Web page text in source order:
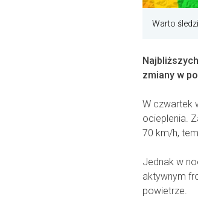
Warto
zmiany w
W czwartek
ocieplenia.
70 km/h,
Jednak w
aktywnym
powietrze.